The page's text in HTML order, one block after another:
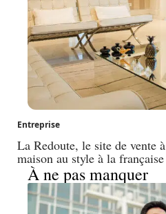
Entreprise
La Redoute, le site de vente
maison au style à la française
À ne pas manquer